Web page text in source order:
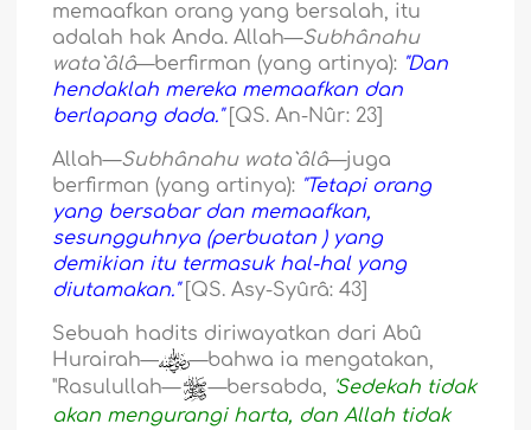
memaafkan orang yang bersalah, itu
adalah hak Anda. Allah—Subhânahu
wata`âlâ—berfirman (yang artinya): "Dan
hendaklah mereka memaafkan dan
berlapang dada." [QS. An-Nûr: 23]
Allah—Subhânahu wata`âlâ—juga
berfirman (yang artinya): "Tetapi orang
yang bersabar dan memaafkan,
sesungguhnya (perbuatan ) yang
demikian itu termasuk hal-hal yang
diutamakan." [QS. Asy-Syûrâ: 43]
Sebuah hadits diriwayatkan dari Abû
Hurairah—
—bahwa ia mengatakan,
"Rasulullah—
—bersabda, 'Sedekah tidak
akan mengurangi harta, dan Allah tidak